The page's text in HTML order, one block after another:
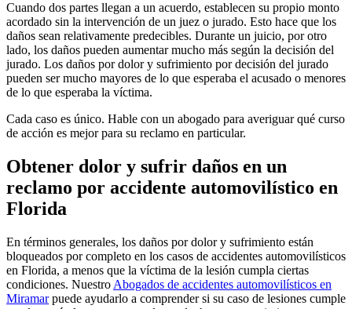
Cuando dos partes llegan a un acuerdo, establecen su propio monto
acordado sin la intervención de un juez o jurado. Esto hace que los
daños sean relativamente predecibles. Durante un juicio, por otro
lado, los daños pueden aumentar mucho más según la decisión del
jurado. Los daños por dolor y sufrimiento por decisión del jurado
pueden ser mucho mayores de lo que esperaba el acusado o menores
de lo que esperaba la víctima.
Cada caso es único. Hable con un abogado para averiguar qué curso
de acción es mejor para su reclamo en particular.
Obtener dolor y sufrir daños en un
reclamo por accidente automovilístico en
Florida
En términos generales, los daños por dolor y sufrimiento están
bloqueados por completo en los casos de accidentes automovilísticos
en Florida, a menos que la víctima de la lesión cumpla ciertas
condiciones. Nuestro Abogados de accidentes automovilísticos en
Miramar puede ayudarlo a comprender si su caso de lesiones cumple